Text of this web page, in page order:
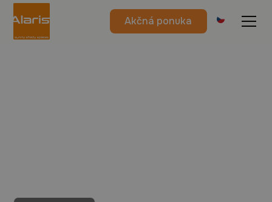
Akčná ponuka